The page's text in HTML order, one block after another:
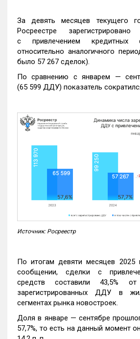
За девять месяцев текущего
Росреестре
с привлечением кредитных
относительно аналогичного
было 57 267 сделок).
По сравнению с январем —
(65 599 ДДУ) показатель
Источник: Росреестр
По итогам девяти месяцев 2025
сообщении, сделки с
средств составили 43,5%
зарегистрированных ДДУ в
сегментах рынка новостроек.
Доля в январе — сентябре
57,7%, то есть на данный момент